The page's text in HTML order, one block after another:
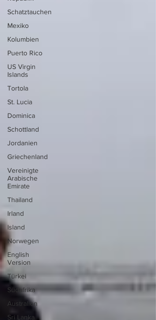
Schatztauchen
Mexiko
Kolumbien
Puerto Rico
US Virgin
Islands
Tortola
St. Lucia
Dominica
Schottland
Jordanien
Griechenland
Vereinigte
Arabische
Emirate
Thailand
Irland
Island
Norwegen
English
Version
Türkei
Südafrika
Australien
Sri Lanka